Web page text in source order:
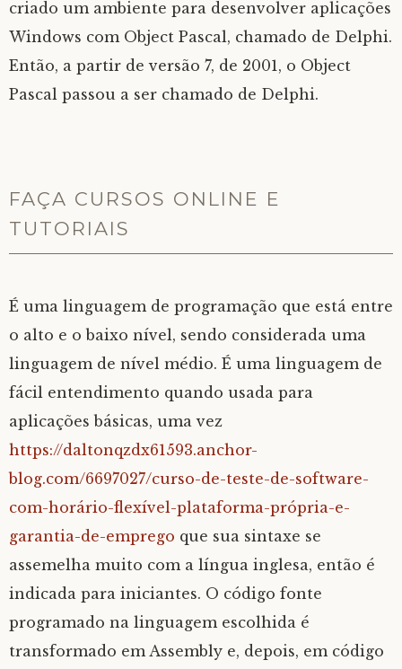
criado um ambiente para desenvolver aplicações
Windows com Object Pascal, chamado de Delphi.
Então, a partir de versão 7, de 2001, o Object
Pascal passou a ser chamado de Delphi.
FAÇA CURSOS ONLINE E
TUTORIAIS
É uma linguagem de programação que está entre
o alto e o baixo nível, sendo considerada uma
linguagem de nível médio. É uma linguagem de
fácil entendimento quando usada para
aplicações básicas, uma vez
https://daltonqzdx61593.anchor-
blog.com/6697027/curso-de-teste-de-software-
com-horário-flexível-plataforma-própria-e-
garantia-de-emprego que sua sintaxe se
assemelha muito com a língua inglesa, então é
indicada para iniciantes. O código fonte
programado na linguagem escolhida é
transformado em Assembly e, depois, em código